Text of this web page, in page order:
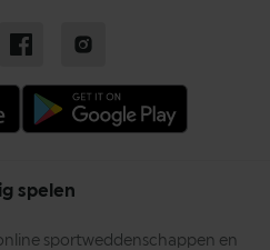
spelen
sportweddenschappen en